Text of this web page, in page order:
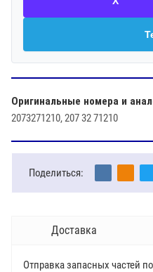
Оригинальные номера и
2073271210, 207 32 71210
Поделиться:
Доставка
Отправка запасных частей